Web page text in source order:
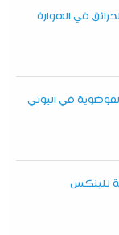
في الهوارة
في البوني
للينكس